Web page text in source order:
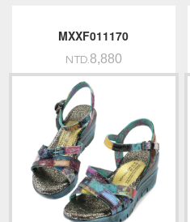
MXXF011170
NTD.8,880